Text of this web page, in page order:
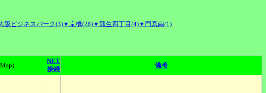
阪ビジネスパーク(3)▼京橋(28)▼蒲生四丁目(4)▼門真南(1)
NET
接続
備考